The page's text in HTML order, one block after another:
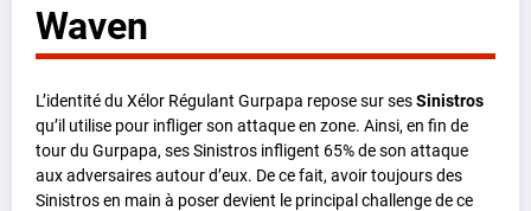
Waven
L’identité du Xélor Régulant Gurpapa repose sur sesSinistros
qu’il utilise pour infliger son attaque en zone. Ainsi, en fin de
tour du Gurpapa, ses Sinistros infligent 65% de son attaque
aux adversaires autour d’eux. De ce fait, avoir toujours des
Sinistros en main à poser devient le principal challenge de ce